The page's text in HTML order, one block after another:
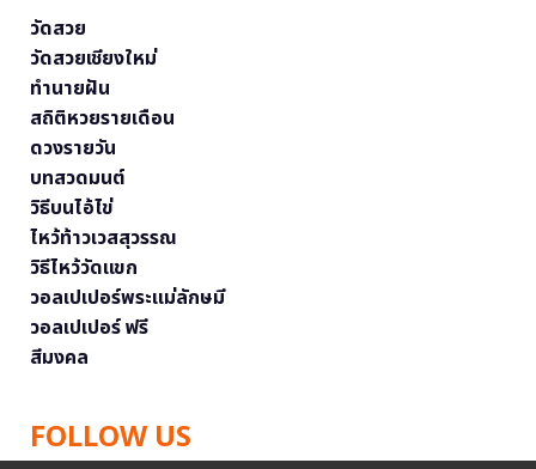
วัดสวย
วัดสวยเชียงใหม่
ทำนายฝัน
สถิติหวยรายเดือน
ดวงรายวัน
บทสวดมนต์
วิธีบนไอ้ไข่
ไหว้ท้าวเวสสุวรรณ
วิธีไหว้วัดแขก
วอลเปเปอร์พระแม่ลักษมี
วอลเปเปอร์ ฟรี
สีมงคล
FOLLOW US